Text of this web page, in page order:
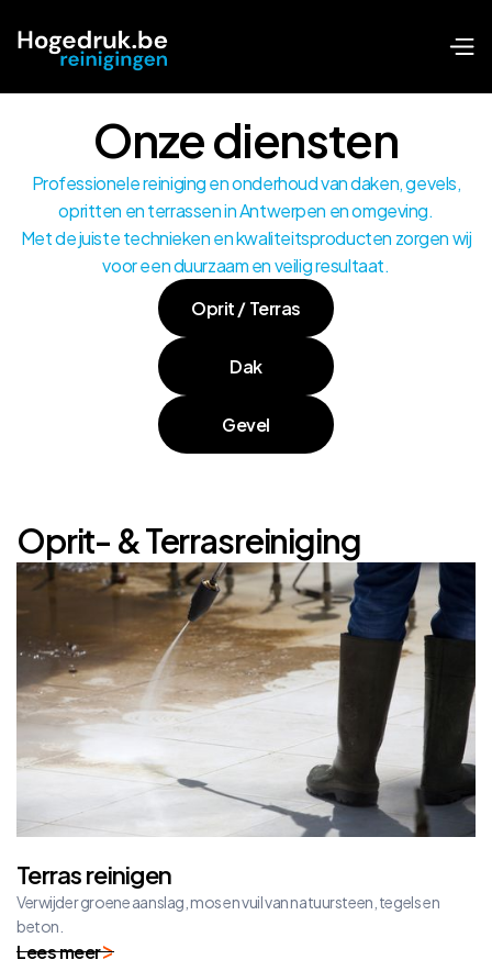
Onze diensten
Professionele reiniging en onderhoud van daken, gevels,
opritten en terrassen in Antwerpen en omgeving.
Met de juiste technieken en kwaliteitsproducten zorgen wij
voor een duurzaam en veilig resultaat.
Oprit / Terras
Dak
Gevel
Oprit- & Terrasreiniging
Terras reinigen
Verwijder groene aanslag, mos en vuil van natuursteen, tegels en
beton.
Lees meer